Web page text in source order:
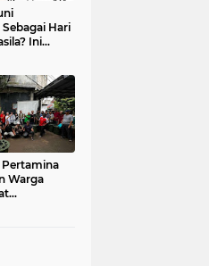
Hari
Ini
Pertamina
Warga